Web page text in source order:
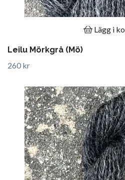
Lägg i
Leilu Mörkgrå (Mö)
260 kr